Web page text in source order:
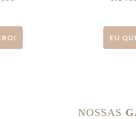
EU
NOSSAS